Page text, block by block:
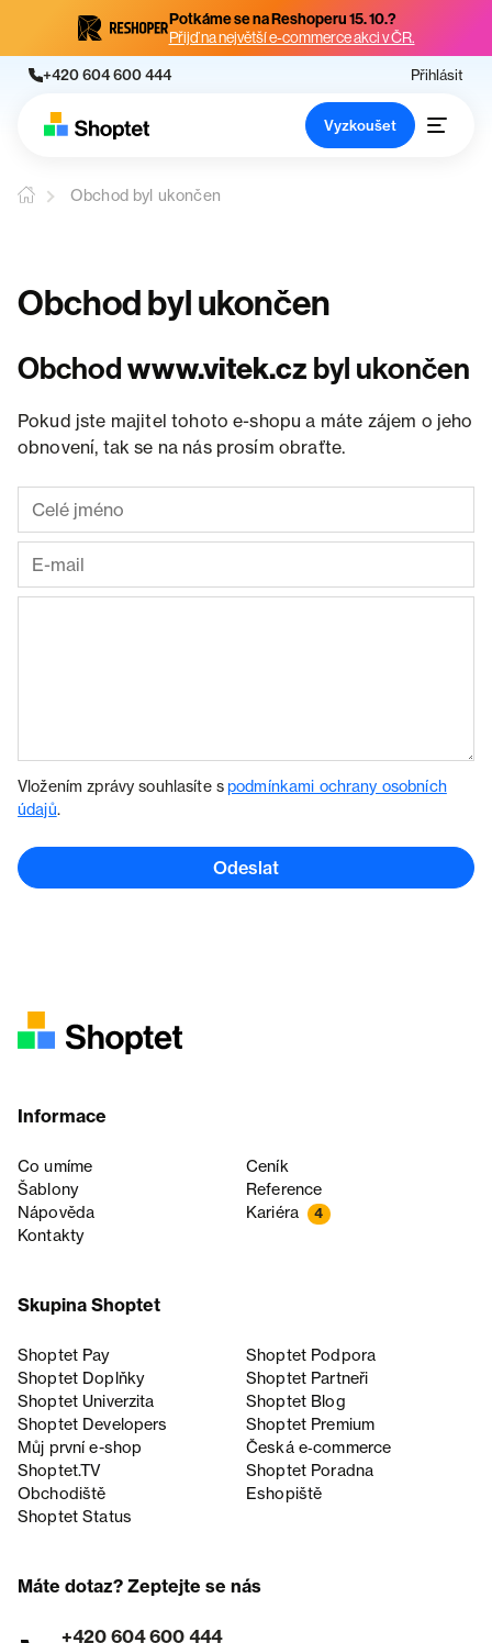
Potkáme se na Reshoperu 15. 10.?
Přijď na největší e-commerce akci v ČR.
+420 604 600 444 Přihlásit
Vyzkoušet
Obchod byl ukončen
Obchod byl ukončen
Obchodwww.vitek.cz byl ukončen
Pokud jste majitel tohoto e-shopu a máte zájem o jeho
obnovení, tak se na nás prosím obraťte.
Vložením zprávy souhlasíte spodmínkami ochrany osobních
údajů.
Odeslat
Informace
Co umíme
Ceník
Šablony
Reference
Nápověda
Kariéra 4
Kontakty
Skupina Shoptet
Shoptet Pay
Shoptet Podpora
Shoptet Doplňky
Shoptet Partneři
Shoptet Univerzita
Shoptet Blog
Shoptet Developers
Shoptet Premium
Můj první e-shop
Česká e‑commerce
Shoptet.TV
Shoptet Poradna
Obchodiště
Eshopiště
Shoptet Status
Máte dotaz? Zeptejte se nás
+420 604 600 444